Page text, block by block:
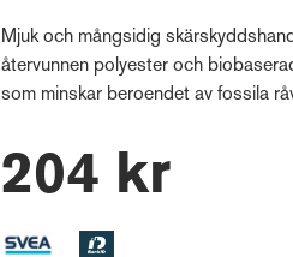
Mjuk och mångsidig
återvunnen polyester och
som minskar beroendet av fossila
204 kr